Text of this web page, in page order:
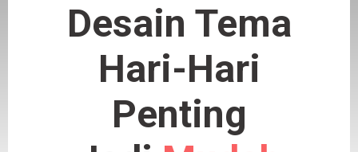
Desain Tema
Hari-Hari
Penting